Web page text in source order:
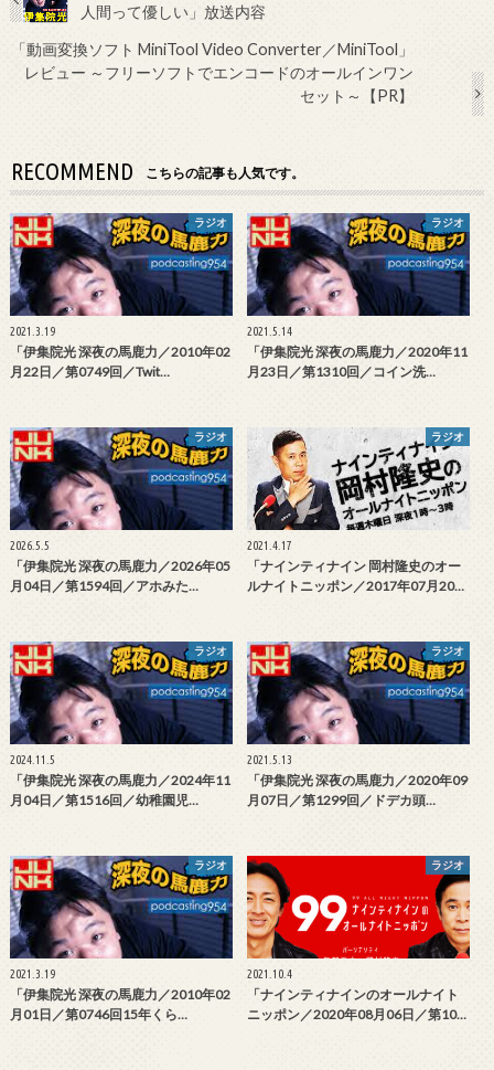
人間って優しい」放送内容
「動画変換ソフト MiniTool Video Converter／MiniTool」
レビュー ～フリーソフトでエンコードのオールインワン
セット～【PR】
RECOMMEND こちらの記事も人気です。
ラジオ
2021.3.19
「伊集院光 深夜の馬鹿力／2010年02
月22日／第0749回／Twit…
ラジオ
2021.5.14
「伊集院光 深夜の馬鹿力／2020年11
月23日／第1310回／コイン洗…
ラジオ
2026.5.5
「伊集院光 深夜の馬鹿力／2026年05
月04日／第1594回／アホみた…
ラジオ
2021.4.17
「ナインティナイン 岡村隆史のオー
ルナイトニッポン／2017年07月20…
ラジオ
2024.11.5
「伊集院光 深夜の馬鹿力／2024年11
月04日／第1516回／幼稚園児…
ラジオ
2021.5.13
「伊集院光 深夜の馬鹿力／2020年09
月07日／第1299回／ドデカ頭…
ラジオ
2021.3.19
「伊集院光 深夜の馬鹿力／2010年02
月01日／第0746回15年くら…
ラジオ
2021.10.4
「ナインティナインのオールナイト
ニッポン／2020年08月06日／第10…